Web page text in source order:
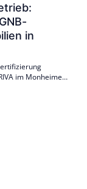
in
im Monheimer
mit „Gold“
die VK